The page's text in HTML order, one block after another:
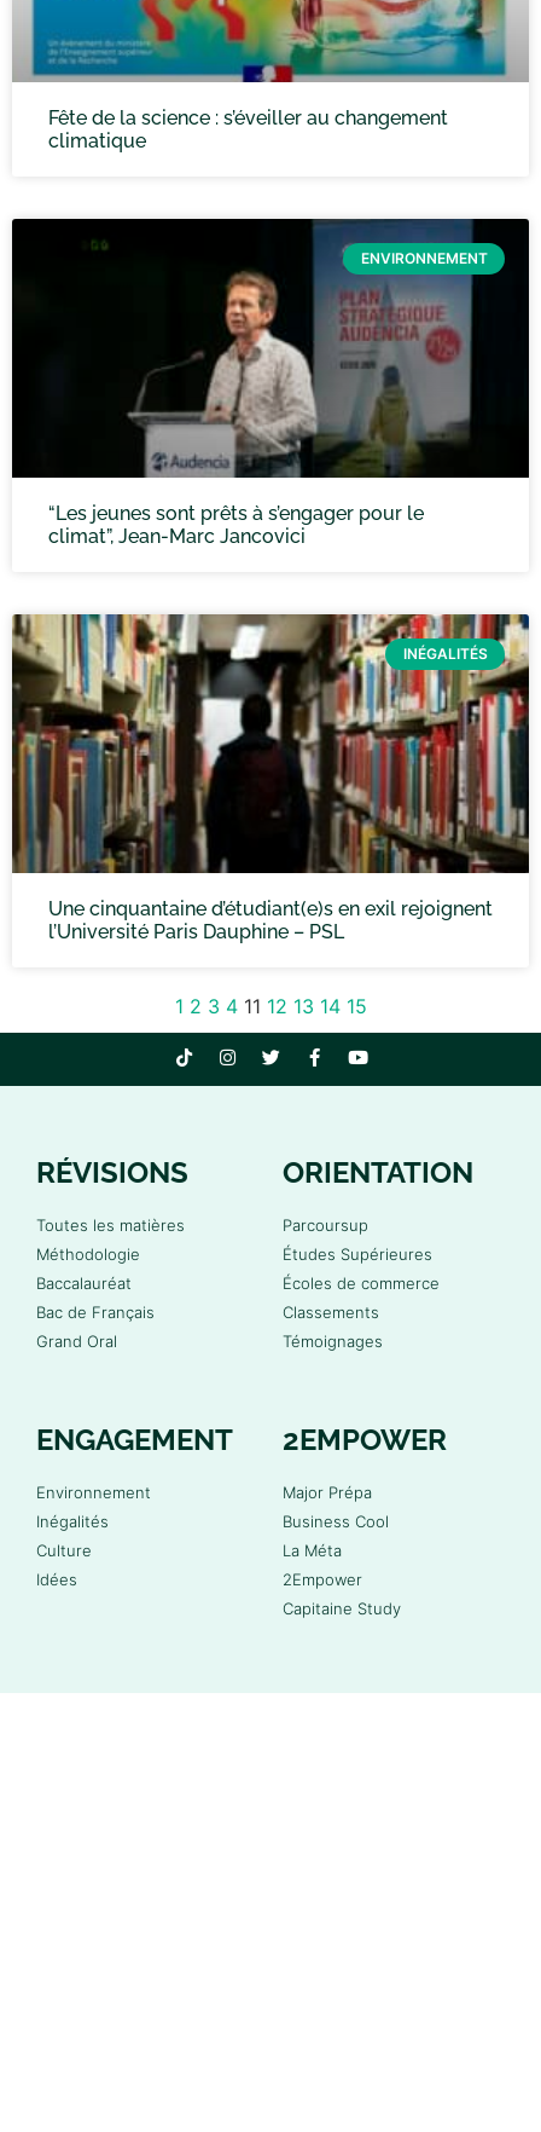
Fête de la science : s’éveiller au changement
climatique
ENVIRONNEMENT
“Les jeunes sont prêts à s’engager pour le
climat”, Jean-Marc Jancovici
INÉGALITÉS
Une cinquantaine d’étudiant(e)s en exil rejoignent
l’Université Paris Dauphine – PSL
1 2 3 4 11 12 13 14 15
RÉVISIONS
Toutes les matières
Méthodologie
Baccalauréat
Bac de Français
Grand Oral
ORIENTATION
Parcoursup
Études Supérieures
Écoles de commerce
Classements
Témoignages
ENGAGEMENT
Environnement
Inégalités
Culture
Idées
2EMPOWER
Major Prépa
Business Cool
La Méta
2Empower
Capitaine Study